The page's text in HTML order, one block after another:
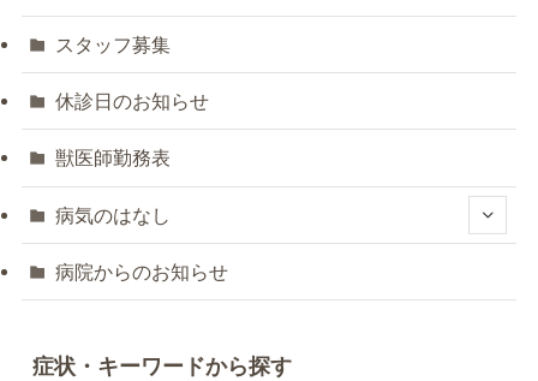
スタッフ募集
休診日のお知らせ
獣医師勤務表
病気のはなし
病院からのお知らせ
症状・キーワードから探す